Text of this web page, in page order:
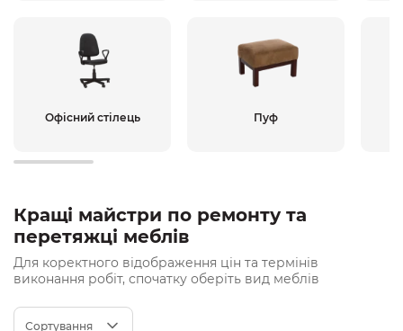
Офісний стілець Пуф
Кращі майстри по ремонту та
перетяжці меблів
Для коректного відображення цін та термінів
виконання робіт, спочатку оберіть вид меблів
Сортування